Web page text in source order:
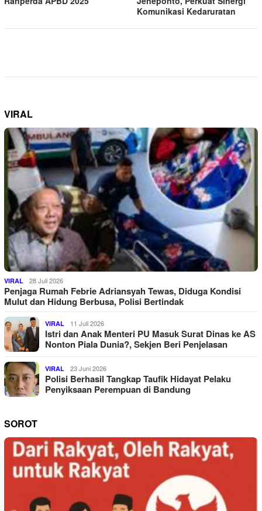
Komunikasi Kedaruratan
VIRAL
VIRAL 28 Juli 2026
Penjaga Rumah Febrie Adriansyah Tewas, Diduga Kondisi
Mulut dan Hidung Berbusa, Polisi Bertindak
VIRAL 11 Juli 2026
Istri dan Anak Menteri PU Masuk Surat Dinas ke AS
Nonton Piala Dunia?, Sekjen Beri Penjelasan
VIRAL 23 Juni 2026
Polisi Berhasil Tangkap Taufik Hidayat Pelaku
Penyiksaan Perempuan di Bandung
SOROT